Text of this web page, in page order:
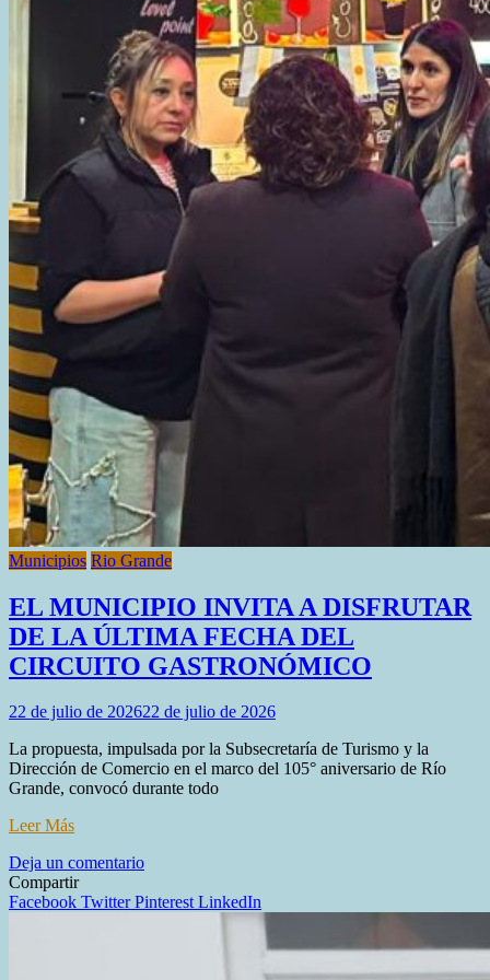
Municipios Rio Grande
EL MUNICIPIO INVITA A DISFRUTAR
DE LA ÚLTIMA FECHA DEL
CIRCUITO GASTRONÓMICO
22 de julio de 202622 de julio de 2026
La propuesta, impulsada por la Subsecretaría de Turismo y la
Dirección de Comercio en el marco del 105° aniversario de Río
Grande, convocó durante todo
Leer Más
Deja un comentarioen
MUNICIPIO
Compartir
Facebook TwitterPinterestLinkedIn